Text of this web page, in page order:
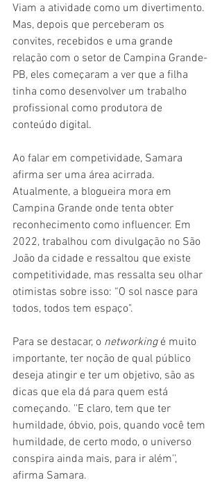
Viam a atividade como um divertimento.
Mas, depois que perceberam os
convites, recebidos e uma grande
relação com o setor de Campina Grande-
PB, eles começaram a ver que a filha
tinha como desenvolver um trabalho
profissional como produtora de
conteúdo digital.
Ao falar em competividade, Samara
afirma ser uma área acirrada.
Atualmente, a blogueira mora em
Campina Grande onde tenta obter
reconhecimento como influencer. Em
2022, trabalhou com divulgação no São
João da cidade e ressaltou que existe
competitividade, mas ressalta seu olhar
otimistas sobre isso: “O sol nasce para
todos, todos tem espaço".
Para se destacar, o networking é muito
importante, ter noção de qual público
deseja atingir e ter um objetivo, são as
dicas que ela dá para quem está
começando. ''E claro, tem que ter
humildade, óbvio, pois, quando você tem
humildade, de certo modo, o universo
conspira ainda mais, para ir além'',
afirma Samara.